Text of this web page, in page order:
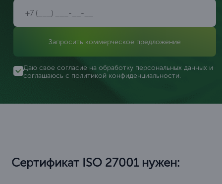
Запросить коммерческое предложение
Даю свое согласие на обработку персональных данных и
соглашаюсь с политикой конфиденциальности.
Сертификат ISO 27001 нужен: